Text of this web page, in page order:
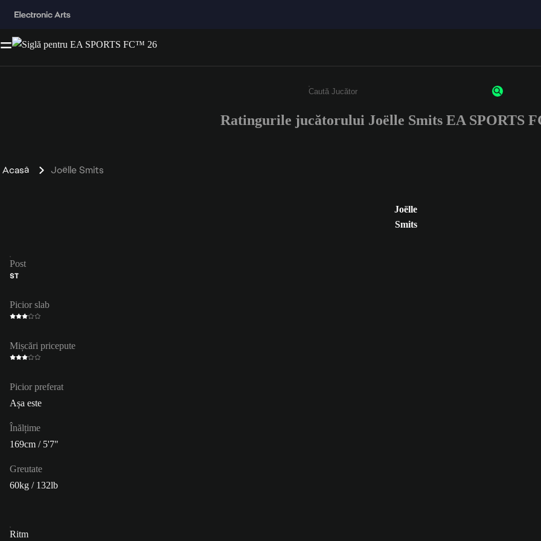
Enter a minimum of 3 characters or numbers
Ratingurile jucătorului Joëlle Smits EA SPORTS
Acasă Joëlle Smits
Joëlle
Smits
Post
ST
Picior slab
Mișcări pricepute
Picior preferat
Așa este
Înălțime
169cm / 5'7"
Greutate
60kg / 132lb
Ritm